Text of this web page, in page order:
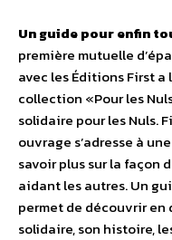
Un guide pour enfin
première mutuelle
avec les Éditions First a
collection «Pour les
solidaire pour les Nuls.
ouvrage s’adresse à
savoir plus sur la façon
aidant les autres. Un
permet de découvrir en
solidaire, son histoire,